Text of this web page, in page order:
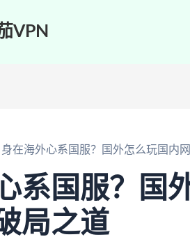
VPN
身在海外心系国服？国外怎么玩国内
系国服？国
局之道